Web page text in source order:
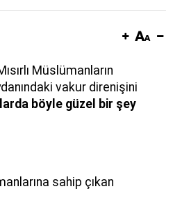
Müslümanların
vakur direnişini
böyle güzel bir şey
sahip çıkan